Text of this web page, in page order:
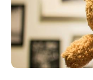
出海资讯
跨境报告